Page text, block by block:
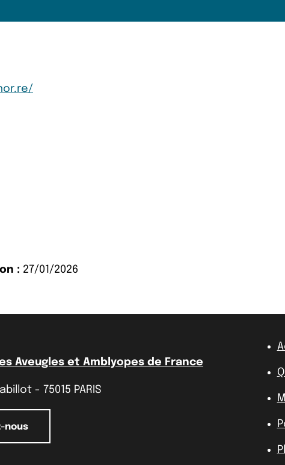
: 27/01/2026
Aveugles et Amblyopes de France
- 75015 PARIS
nous